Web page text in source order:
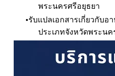
พระนครศรีอยุธยา
รับแปลเอกสารเกี่ยวกับ
ประเภทจังหวัดพระนค